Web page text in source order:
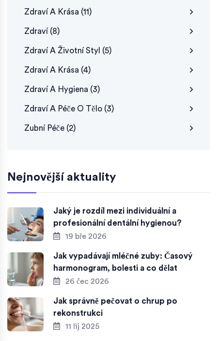
Zdraví A Krása (11)
Zdraví (8)
Zdraví A Životní Styl (5)
Zdraví A Krása (4)
Zdraví A Hygiena (3)
Zdraví A Péče O Tělo (3)
Zubní Péče (2)
Nejnovější aktuality
Jaký je rozdíl mezi individuální a
profesionální dentální hygienou?
19 bře 2026
Jak vypadávají mléčné zuby: Časový
harmonogram, bolesti a co dělat
26 čec 2026
Jak správně pečovat o chrup po
rekonstrukci
11 říj 2025